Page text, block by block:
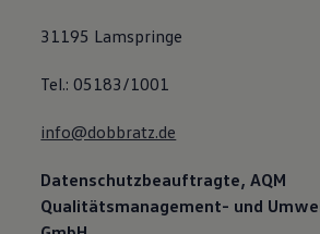
31195 Lamspringe
Tel.: 05183/1001
info@dobbratz.de
Datenschutzbeauftragte, AQM
Qualitätsmanagement- und